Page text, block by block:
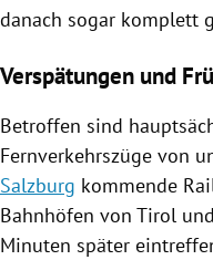
danach sogar komplett
Verspätungen und
Betroffen sind
Fernverkehrszüge von
Salzburg kommende
Bahnhöfen von Tirol und
Minuten später